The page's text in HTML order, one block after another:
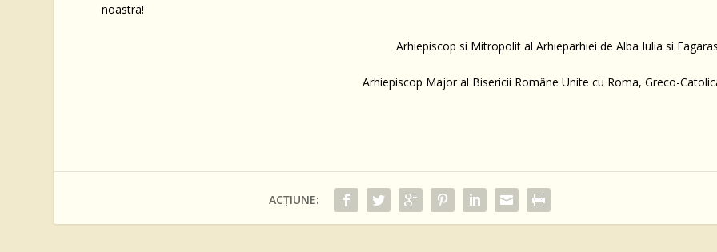
noastra!
Arhiepiscop si Mitropolit al Arhieparhiei de Alba Iulia si
Arhiepiscop Major al Bisericii Române Unite cu Roma, Greco-
ACȚIUNE: